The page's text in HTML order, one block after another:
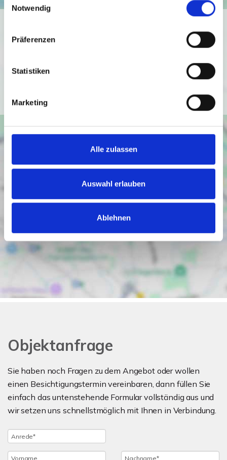
Notwendig
Präferenzen
Statistiken
Marketing
Alle zulassen
Auswahl erlauben
Ablehnen
angezeigt werden. Es gelten die
Objektanfrage
Sie haben noch Fragen zu dem Angebot oder wollen
einen Besichtigungstermin vereinbaren, dann füllen Sie
einfach das untenstehende Formular vollständig aus und
wir setzen uns schnellstmöglich mit Ihnen in Verbindung.